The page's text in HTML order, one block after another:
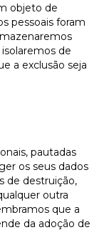
objeto de
pessoais foram
de
a exclusão seja
pautadas
os seus dados
de destruição,
outra
que a
da adoção de